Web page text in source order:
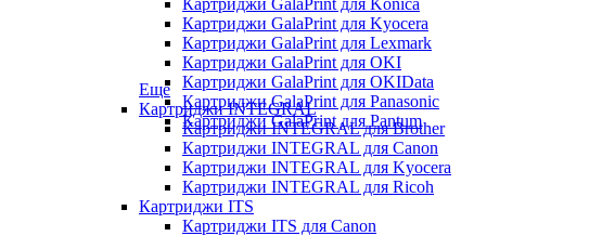
Картриджи GalaPrint для Konica
Картриджи GalaPrint для Kyocera
Картриджи GalaPrint для Lexmark
Картриджи GalaPrint для OKI
Картриджи GalaPrint для OKIData
Картриджи GalaPrint для Panasonic
Картриджи GalaPrint для Pantum
Еще
Картриджи INTEGRAL
Картриджи INTEGRAL для Brother
Картриджи INTEGRAL для Canon
Картриджи INTEGRAL для Kyocera
Картриджи INTEGRAL для Ricoh
Картриджи ITS
Картриджи ITS для Canon